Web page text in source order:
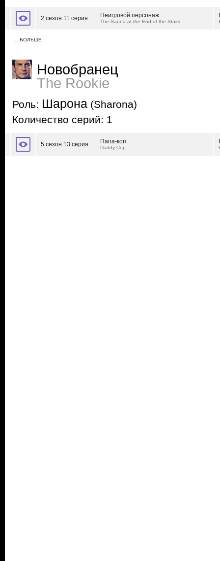
2 сезон 11 серия Неигровой персонаж
The Sauna at the End of the Stairs
…БОЛЬШЕ
Новобранец
The Rookie
Роль: Шарона (Sharona)
Количество серий: 1
5 сезон 13 серия Папа-коп
Daddy Cop